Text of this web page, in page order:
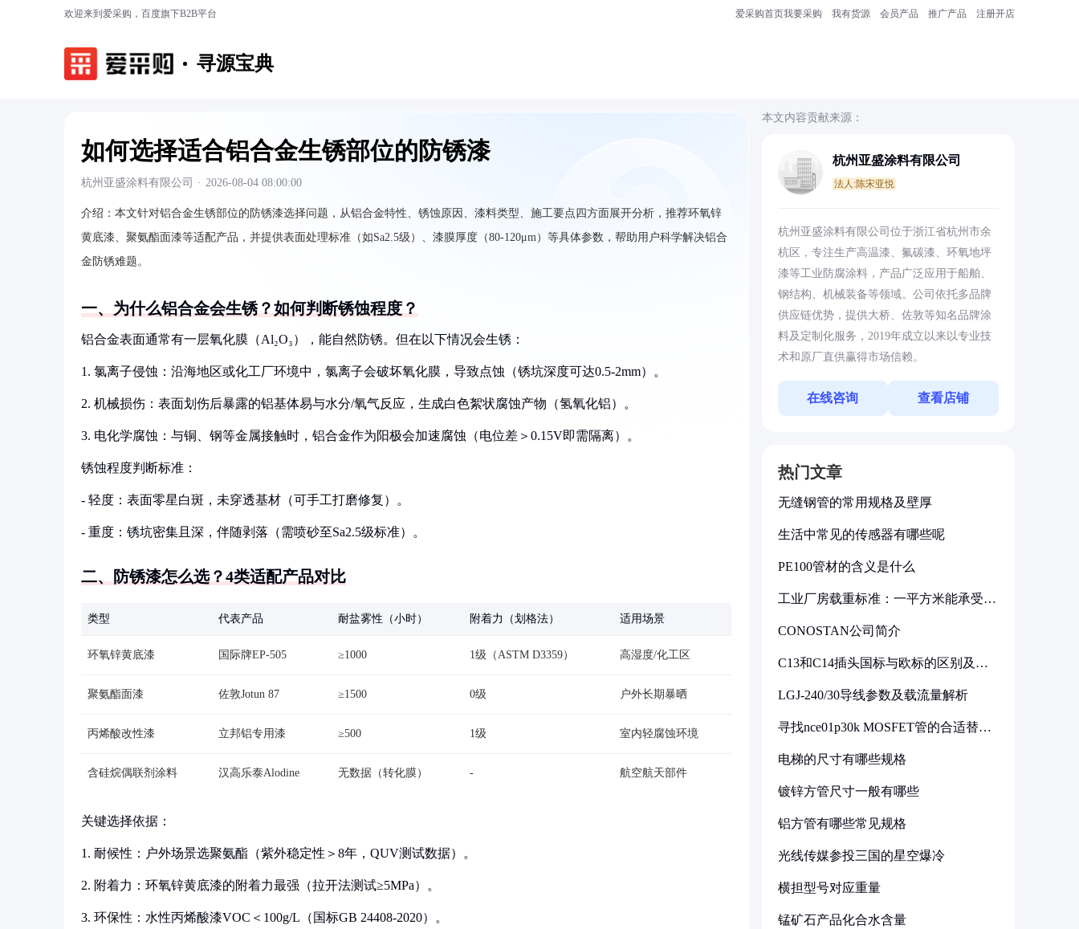
欢迎来到爱采购，百度旗下B2B平台 爱采购首页我要采购 我有货源 会员产品 推广产品 注册开店
寻源宝典
如何选择适合铝合金生锈部位的防锈漆
杭州亚盛涂料有限公司 · 2026-08-04 08:00:00
介绍： 本文针对铝合金生锈部位的防锈漆选择问题，从铝合金特性、锈蚀原因、漆料类型、施工要点四方面展开分析，推荐环氧锌
黄底漆、聚氨酯面漆等适配产品，并提供表面处理标准（如Sa2.5级）、漆膜厚度（80-120μm）等具体参数，帮助用户科学解决铝合
金防锈难题。
一、为什么铝合金会生锈？如何判断锈蚀程度？
铝合金表面通常有一层氧化膜（Al₂O₃），能自然防锈。但在以下情况会生锈：
1. 氯离子侵蚀：沿海地区或化工厂环境中，氯离子会破坏氧化膜，导致点蚀（锈坑深度可达0.5-2mm）。
2. 机械损伤：表面划伤后暴露的铝基体易与水分/氧气反应，生成白色絮状腐蚀产物（氢氧化铝）。
3. 电化学腐蚀：与铜、钢等金属接触时，铝合金作为阳极会加速腐蚀（电位差＞0.15V即需隔离）。
锈蚀程度判断标准：
- 轻度：表面零星白斑，未穿透基材（可手工打磨修复）。
- 重度：锈坑密集且深，伴随剥落（需喷砂至Sa2.5级标准）。
二、防锈漆怎么选？4类适配产品对比
类型 代表产品 耐盐雾性（小时） 附着力（划格法） 适用场景
环氧锌黄底漆 国际牌EP-505 ≥1000 1级（ASTM D3359） 高湿度/化工区
聚氨酯面漆 佐敦Jotun 87 ≥1500 0级 户外长期暴晒
丙烯酸改性漆 立邦铝专用漆 ≥500 1级 室内轻腐蚀环境
含硅烷偶联剂涂料 汉高乐泰Alodine 无数据（转化膜） - 航空航天部件
关键选择依据：
1. 耐候性：户外场景选聚氨酯（紫外稳定性＞8年，QUV测试数据）。
2. 附着力：环氧锌黄底漆的附着力最强（拉开法测试≥5MPa）。
3. 环保性：水性丙烯酸漆VOC＜100g/L（国标GB 24408-2020）。
本文内容贡献来源：
杭州亚盛涂料有限公司
法人:陈宋亚悦
杭州亚盛涂料有限公司位于浙江省杭州市余
杭区，专注生产高温漆、氟碳漆、环氧地坪
漆等工业防腐涂料，产品广泛应用于船舶、
钢结构、机械装备等领域。公司依托多品牌
供应链优势，提供大桥、佐敦等知名品牌涂
料及定制化服务，2019年成立以来以专业技
术和原厂直供赢得市场信赖。
在线咨询 查看店铺
热门文章
无缝钢管的常用规格及壁厚
生活中常见的传感器有哪些呢
PE100管材的含义是什么
工业厂房载重标准：一平方米能承受多
CONOSTAN公司简介
C13和C14插头国标与欧标的区别及其
LGJ-240/30导线参数及载流量解析
寻找nce01p30k MOSFET管的合适替代
电梯的尺寸有哪些规格
镀锌方管尺寸一般有哪些
铝方管有哪些常见规格
光线传媒参投三国的星空爆冷
横担型号对应重量
锰矿石产品化合水含量